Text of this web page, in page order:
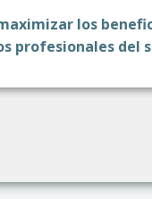
los
profesionales del